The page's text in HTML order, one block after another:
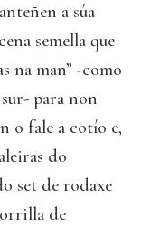
a súa
semella que
na man” -como
para non
o fale a cotío e,
do
set de rodaxe
de